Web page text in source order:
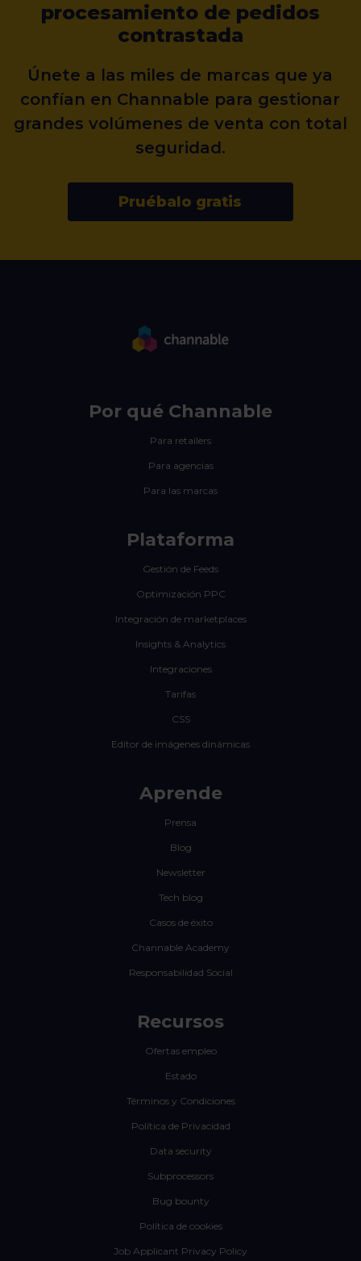
Más información
procesamiento de pedidos
contrastada
Únete a las miles de marcas que ya
confían en Channable para gestionar
grandes volúmenes de venta con total
seguridad.
Pruébalo gratis
Por qué Channable
Para retailers
Para agencias
Para las marcas
Plataforma
Gestión de Feeds
Optimización PPC
Integración de marketplaces
Insights & Analytics
Integraciones
Tarifas
CSS
Editor de imágenes dinámicas
Aprende
Prensa
Blog
Newsletter
Tech blog
Casos de éxito
Channable Academy
Responsabilidad Social
Recursos
Ofertas empleo
Estado
Términos y Condiciones
Política de Privacidad
Data security
Subprocessors
Bug bounty
Política de cookies
Job Applicant Privacy Policy